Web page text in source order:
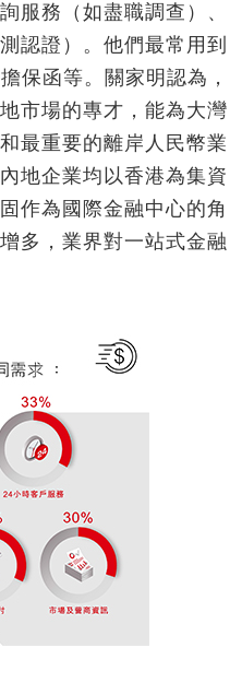
服務（如盡職調查）、
認證）。他們最常用到
保函等。關家明認為，
市場的專才，能為大灣
最重要的離岸人民幣業
地企業均以香港為集資
作為國際金融中心的角
多，業界對一站式金融